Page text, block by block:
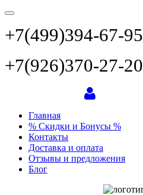
+7(499)394-67-95
+7(926)370-27-20
Главная
% Скидки и Бонусы %
Контакты
Доставка и оплата
Отзывы и предложения
Блог